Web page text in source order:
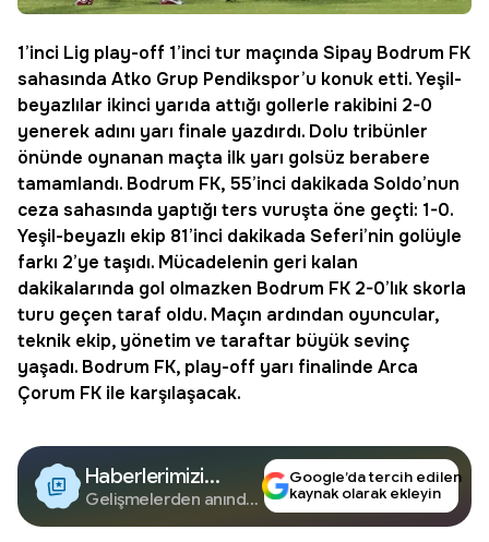
1’inci Lig play-off 1’inci tur maçında Sipay Bodrum FK
sahasında Atko Grup Pendikspor’u konuk etti. Yeşil-
beyazlılar ikinci yarıda attığı gollerle rakibini 2-0
yenerek adını yarı finale yazdırdı. Dolu tribünler
önünde oynanan maçta ilk yarı golsüz berabere
tamamlandı. Bodrum FK, 55’inci dakikada Soldo’nun
ceza sahasında yaptığı ters vuruşta öne geçti: 1-0.
Yeşil-beyazlı ekip 81’inci dakikada Seferi’nin golüyle
farkı 2’ye taşıdı. Mücadelenin geri kalan
dakikalarında gol olmazken Bodrum FK 2-0’lık skorla
turu geçen taraf oldu. Maçın ardından oyuncular,
teknik ekip, yönetim ve taraftar büyük sevinç
yaşadı. Bodrum FK, play-off yarı finalinde Arca
Çorum FK ile karşılaşacak.
Haberlerimizi
Google'da Takip
Edin
Gelişmelerden anında
Google’da tercih edilen
kaynak olarak ekleyin